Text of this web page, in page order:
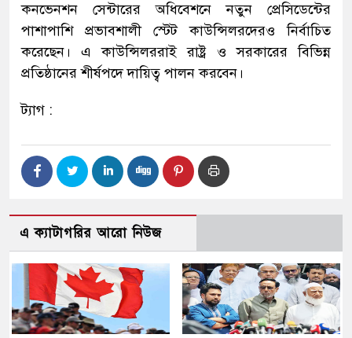
কনভেনশন সেন্টারের অধিবেশনে নতুন প্রেসিডেন্টের
পাশাপাশি প্রভাবশালী স্টেট কাউন্সিলরদেরও নির্বাচিত
করেছেন। এ কাউন্সিলররাই রাষ্ট্র ও সরকারের বিভিন্ন
প্রতিষ্ঠানের শীর্ষপদে দায়িত্ব পালন করবেন।
ট্যাগ :
এ ক্যাটাগরির আরো নিউজ